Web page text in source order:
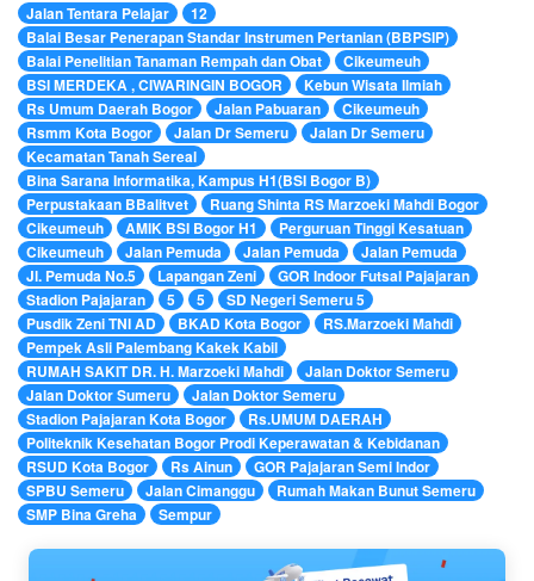
Jalan Tentara Pelajar
12
Balai Besar Penerapan Standar Instrumen Pertanian (BBPSIP)
Balai Penelitian Tanaman Rempah dan Obat
Cikeumeuh
BSI MERDEKA , CIWARINGIN BOGOR
Kebun Wisata Ilmiah
Rs Umum Daerah Bogor
Jalan Pabuaran
Cikeumeuh
Rsmm Kota Bogor
Jalan Dr Semeru
Jalan Dr Semeru
Kecamatan Tanah Sereal
Bina Sarana Informatika, Kampus H1(BSI Bogor B)
Perpustakaan BBalitvet
Ruang Shinta RS Marzoeki Mahdi Bogor
Cikeumeuh
AMIK BSI Bogor H1
Perguruan Tinggi Kesatuan
Cikeumeuh
Jalan Pemuda Jalan Pemuda
Jalan Pemuda
Jl. Pemuda No.5
Lapangan Zeni
GOR Indoor Futsal Pajajaran
Stadion Pajajaran
5 5
SD Negeri Semeru 5
Pusdik Zeni TNI AD
BKAD Kota Bogor
RS.Marzoeki Mahdi
Pempek Asli Palembang Kakek Kabil
RUMAH SAKIT DR. H. Marzoeki Mahdi
Jalan Doktor Semeru
Jalan Doktor Sumeru
Jalan Doktor Semeru
Stadion Pajajaran Kota Bogor
Rs.UMUM DAERAH
Politeknik Kesehatan Bogor Prodi Keperawatan & Kebidanan
RSUD Kota Bogor
Rs Ainun
GOR Pajajaran Semi Indor
SPBU Semeru
Jalan Cimanggu
Rumah Makan Bunut Semeru
SMP Bina Greha
Sempur